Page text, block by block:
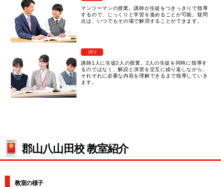
マンツーマンの授業。講師が生徒をつきっきりで指導
するので、じっくりと学習を進めることが可能。疑問
点は、いつでもその場で解消することができます。
1対2
講師1人に生徒2人の授業。2人の生徒を同時に指導す
るのではなく、解説と演習を交互に繰り返しながら、
それぞれに必要な内容を理解できるまで指導していき
ます。
郡山八山田校 教室紹介
教室の様子